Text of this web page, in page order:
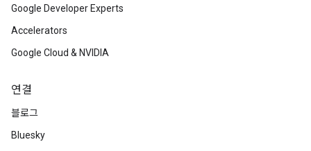
Google Developer Experts
Accelerators
Google Cloud & NVIDIA
연결
블로그
Bluesky